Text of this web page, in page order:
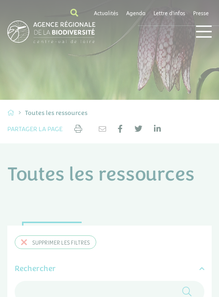
Actualités Agenda Lettre d'infos Presse
Toutes les ressources
PARTAGER LA PAGE
Toutes les ressources
SUPPRIMER LES FILTRES
Rechercher